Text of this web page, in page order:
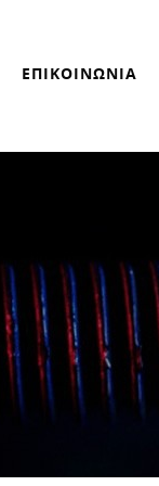
ΕΠΙΚΟΙΝΩΝΙΑ